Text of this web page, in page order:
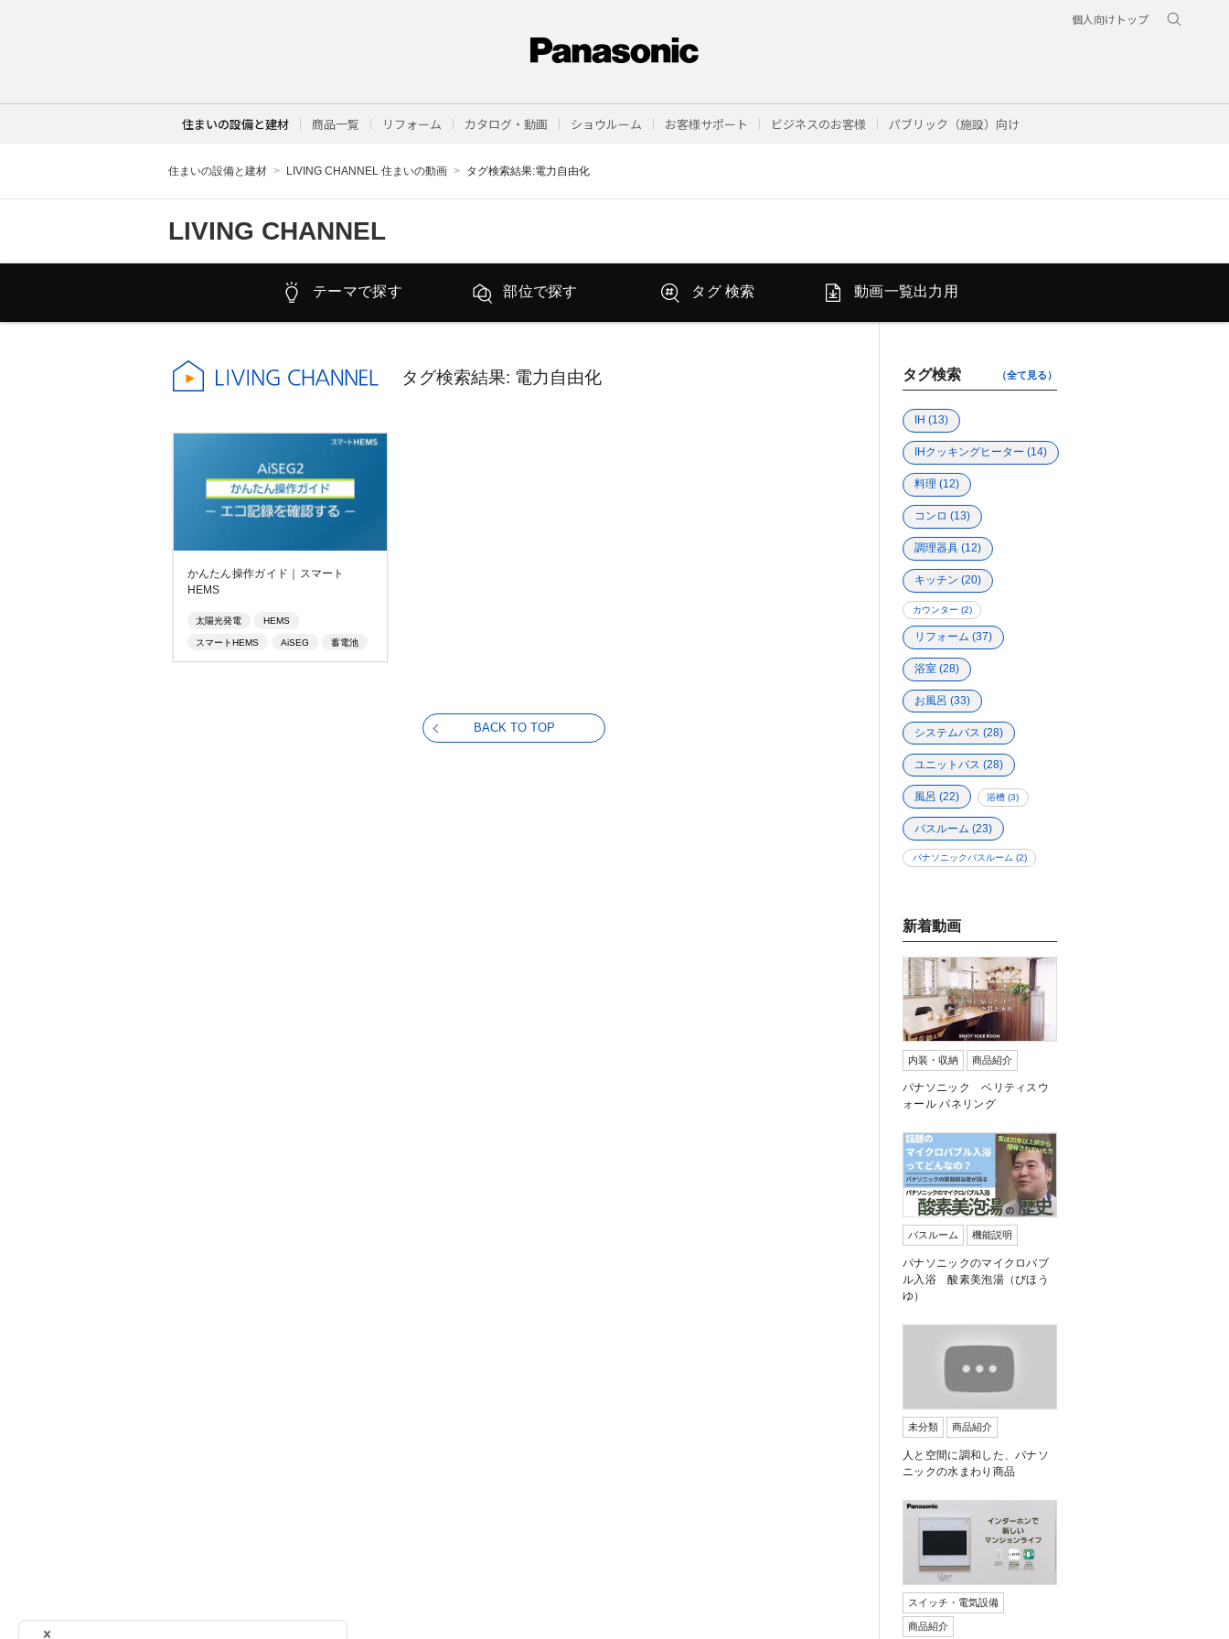
個人向けトップ
住まいの設備と建材 商品一覧 リフォーム カタログ・動画 ショウルーム お客様サポート ビジネスのお客様 パブリック（施設）向け
住まいの設備と建材 LIVING CHANNEL 住まいの動画 タグ検索結果:電力自由化
LIVING CHANNEL
テーマで探す 部位で探す タグ 検索 動画一覧出力用
タグ検索結果: 電力自由化
かんたん操作ガイド｜スマート
HEMS
太陽光発電 HEMS
スマートHEMS AiSEG 蓄電池
省エネ 節電 エネルギー問題
BACK TO TOP
タグ検索 （全て見る）
IH (13)
IHクッキングヒーター (14)
料理 (12)
コンロ (13)
調理器具 (12)
キッチン (20)
カウンター (2)
リフォーム (37)
浴室 (28)
お風呂 (33)
システムバス (28)
ユニットバス (28)
風呂 (22) 浴槽 (3)
バスルーム (23)
パナソニックバスルーム (2)
新着動画
内装・収納 商品紹介
パナソニック ベリティスウ
ォール パネリング
バスルーム 機能説明
パナソニックのマイクロバブ
ル入浴 酸素美泡湯（びほう
ゆ）
未分類 商品紹介
人と空間に調和した、パナソ
ニックの水まわり商品
スイッチ・電気設備
商品紹介